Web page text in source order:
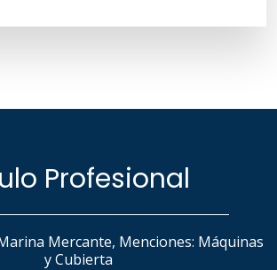
Profesional
Mercante, Menciones: Máquinas
y Cubierta